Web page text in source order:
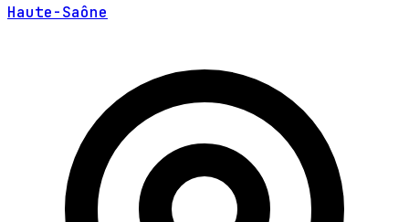
Haute-Saône